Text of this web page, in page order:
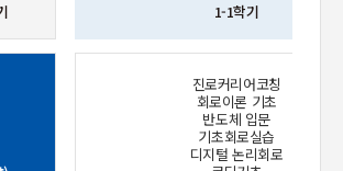
1-1학기
진로커리어코칭
회로이론 기초
반도체 입문
기초회로실습
디지털 논리회로